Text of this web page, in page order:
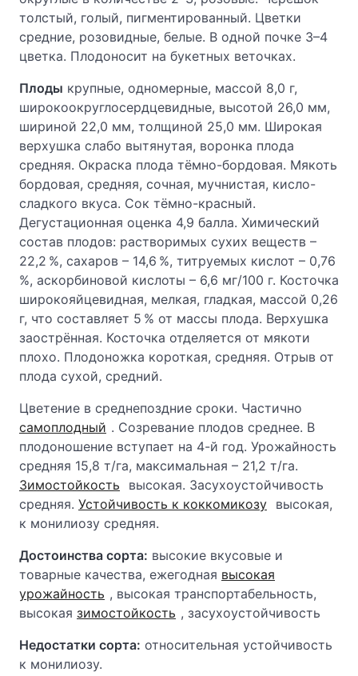
толстый, голый, пигментированный. Цветки
средние, розовидные, белые. В одной почке 3–4
цветка. Плодоносит на букетных веточках.
Плоды крупные, одномерные, массой 8,0 г,
широкоокруглосердцевидные, высотой 26,0 мм,
шириной 22,0 мм, толщиной 25,0 мм. Широкая
верхушка слабо вытянутая, воронка плода
средняя. Окраска плода тёмно-бордовая. Мякоть
бордовая, средняя, сочная, мучнистая, кисло-
сладкого вкуса. Сок тёмно-красный.
Дегустационная оценка 4,9 балла. Химический
состав плодов: растворимых сухих веществ –
22,2 %, сахаров – 14,6 %, титруемых кислот – 0,76
%, аскорбиновой кислоты – 6,6 мг/100 г. Косточка
широкояйцевидная, мелкая, гладкая, массой 0,26
г, что составляет 5 % от массы плода. Верхушка
заострённая. Косточка отделяется от мякоти
плохо. Плодоножка короткая, средняя. Отрыв от
плода сухой, средний.
Цветение в среднепоздние сроки. Частично
самоплодный . Созревание плодов среднее. В
плодоношение вступает на 4-й год. Урожайность
средняя 15,8 т/га, максимальная – 21,2 т/га.
Зимостойкость
высокая. Засухоустойчивость
средняя. Устойчивость к коккомикозу высокая,
к монилиозу средняя.
Достоинства сорта: высокие вкусовые и
товарные качества, ежегодная высокая
урожайность , высокая транспортабельность,
высокая зимостойкость , засухоустойчивость
Недостатки сорта: относительная устойчивость
к монилиозу.